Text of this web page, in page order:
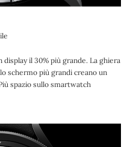
il 30% più grande. La ghiera
schermo più grandi creano un
spazio sullo smartwatch